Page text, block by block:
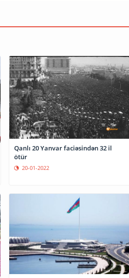
Qanlı 20 Yanvar faciəsindən 32 il
ötür
20-01-2022